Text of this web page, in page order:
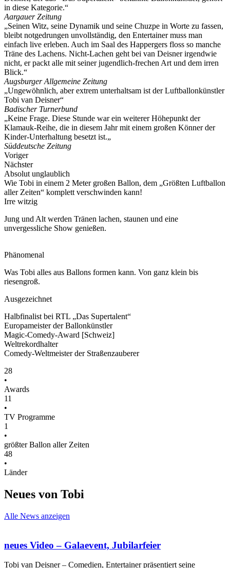
in diese Kategorie.“
Aargauer Zeitung
„Seinen Witz, seine Dynamik und seine Chuzpe in Worte zu fassen,
bleibt notgedrungen unvollständig, den Entertainer muss man
einfach live erleben. Auch im Saal des Happergers floss so manche
Träne des Lachens. Nicht-Lachen geht bei van Deisner irgendwie
nicht, er packt alle mit seiner jugendlich-frechen Art und dem irren
Blick.“
Augsburger Allgemeine Zeitung
„Ungewöhnlich, aber extrem unterhaltsam ist der Luftballonkünstler
Tobi van Deisner“
Badischer Turnerbund
„Keine Frage. Diese Stunde war ein weiterer Höhepunkt der
Klamauk-Reihe, die in diesem Jahr mit einem großen Könner der
Kinder-Unterhaltung besetzt ist.„
Süddeutsche Zeitung
Voriger
Nächster
Absolut unglaublich
Wie Tobi in einem 2 Meter großen Ballon, dem „Größten Luftballon
aller Zeiten“ komplett verschwinden kann!
Irre witzig
Jung und Alt werden Tränen lachen, staunen und eine
unvergessliche Show genießen.
Phänomenal
Was Tobi alles aus Ballons formen kann. Von ganz klein bis
riesengroß.
Ausgezeichnet
Halbfinalist bei RTL „Das Supertalent“
Europameister der Ballonkünstler
Magic-Comedy-Award [Schweiz]
Weltrekordhalter
Comedy-Weltmeister der Straßenzauberer
28
•
Awards
11
•
TV Programme
1
•
größter Ballon aller Zeiten
48
•
Länder
Neues von Tobi
Alle News anzeigen
neues Video – Galaevent, Jubilarfeier
Tobi van Deisner – Comedien, Entertainer präsentiert seine